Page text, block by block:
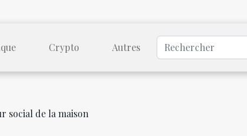
Crypto Autres
social de la maison